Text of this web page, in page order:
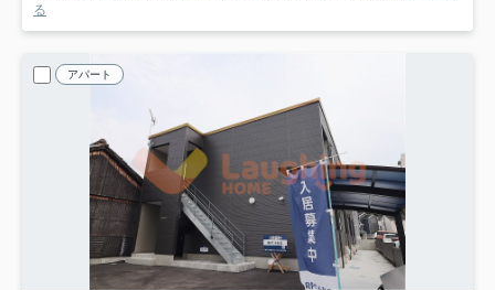
る
アパート